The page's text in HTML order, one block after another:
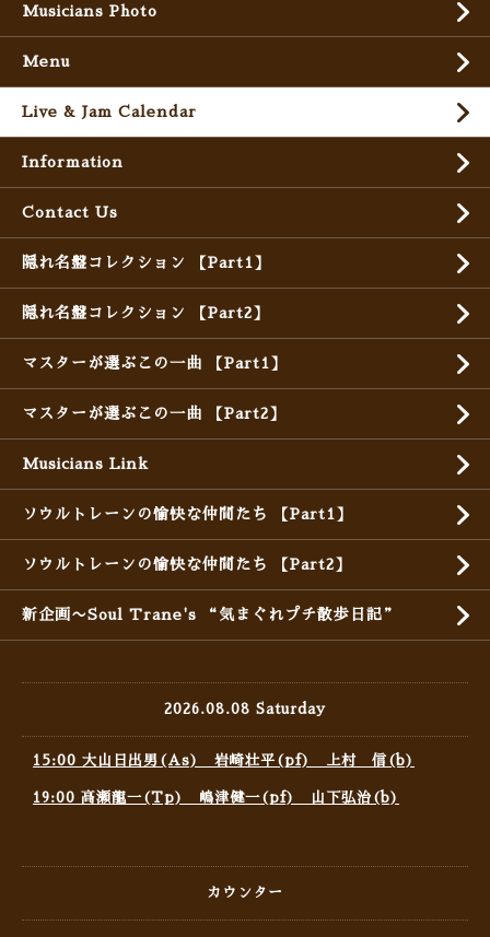
Musicians Photo
Menu
Live & Jam Calendar
Information
Contact Us
隠れ名盤コレクション 【Part1】
隠れ名盤コレクション 【Part2】
マスターが選ぶこの一曲 【Part1】
マスターが選ぶこの一曲 【Part2】
Musicians Link
ソウルトレーンの愉快な仲間たち 【Part1】
ソウルトレーンの愉快な仲間たち 【Part2】
新企画〜Soul Trane's “気まぐれプチ散歩日記”
2026.08.08 Saturday
15:00 大山日出男(As) 岩崎壮平(pf) 上村 信(b)
19:00 高瀬龍一(Tp) 嶋津健一(pf) 山下弘治(b)
カウンター